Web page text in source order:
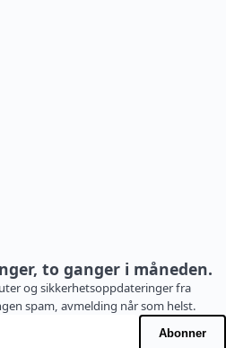
to ganger i måneden.
og sikkerhetsoppdateringer fra
spam, avmelding når som helst.
Abonner